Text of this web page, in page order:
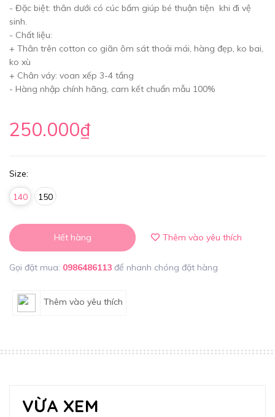
- Đặc biệt: thân dưới có cúc bấm giúp bé thuận tiện khi đi vệ
sinh.
- Chất liệu:
+ Thân trên cotton co giãn ôm sát thoải mái, hàng đẹp, ko bai,
ko xù
+ Chân váy: voan xếp 3-4 tầng
- Hàng nhập chính hãng, cam kết chuẩn mẫu 100%
250.000₫
Size:
140 150
Hết hàng Thêm vào yêu thích
Gọi đặt mua: 0986486113 để nhanh chóng đặt hàng
Thêm vào yêu thích
VỪA XEM